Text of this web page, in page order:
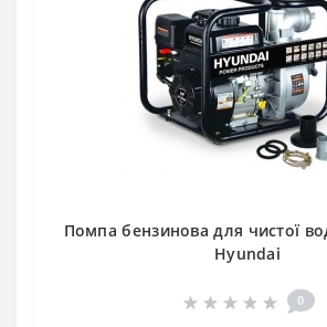
Помпа бензинова для чистої
Hyundai
0